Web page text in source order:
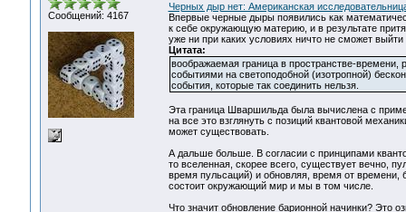
Сообщений: 4167
Черных дыр нет: Американская
Впервые черные дыры появились как
к себе окружающую материю, и в результате
уже ни при каких условиях ничто не сможет
Цитата:
воображаемая граница в пространстве-
событиями на светоподобной (изотропной)
события, которые так соединить нельзя.
Эта граница Шваршильда была вычислена с
на все это взглянуть с позиций квантовой
может существовать.
А дальше больше. В согласии с принципами
то вселенная, скорее всего, существует вечно,
время пульсаций) и обновляя, время от времени,
состоит окружающий мир и мы в том числе.
Что значит обновление барионной начинки? Это